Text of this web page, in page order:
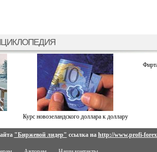
Курс новозеландского доллара к доллару
"Биржевой лидер" ссылка на http://www.profi-